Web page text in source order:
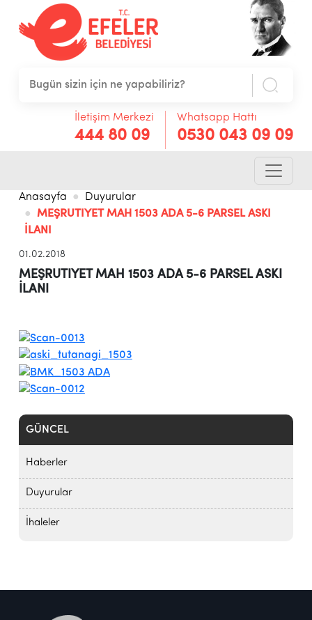
İletişim Merkezi
444 80 09
Whatsapp Hattı
0530 043 09 09
Anasayfa
Duyurular
MEŞRUTIYET MAH 1503 ADA 5-6 PARSEL ASKI
İLANI
GÜNCEL
Haberler
Duyurular
İhaleler
01.02.2018
MEŞRUTIYET MAH 1503 ADA 5-6 PARSEL ASKI
İLANI